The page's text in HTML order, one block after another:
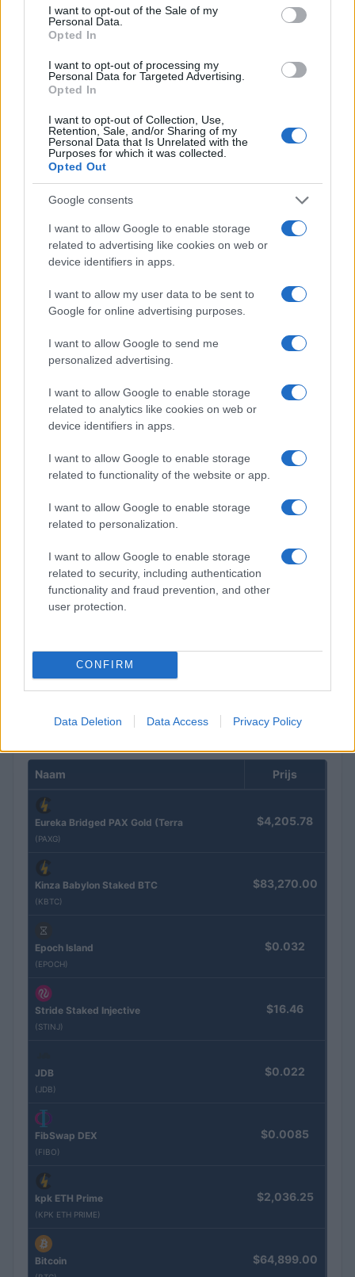
consent section.
I want to opt-out of the Sale of my
Personal Data.
Opted In
I want to opt-out of processing my
Personal Data for Targeted Advertising.
Opted In
I want to opt-out of Collection, Use,
Retention, Sale, and/or Sharing of my
Personal Data that Is Unrelated with the
Purposes for which it was collected.
Opted Out
Google consents
I want to allow Google to enable storage
related to advertising like cookies on web or
device identifiers in apps.
I want to allow my user data to be sent to
Google for online advertising purposes.
I want to allow Google to send me
personalized advertising.
I want to allow Google to enable storage
related to analytics like cookies on web or
device identifiers in apps.
I want to allow Google to enable storage
related to functionality of the website or app.
I want to allow Google to enable storage
related to personalization.
I want to allow Google to enable storage
related to security, including authentication
functionality and fraud prevention, and other
user protection.
CONFIRM
Data Deletion Data Access Privacy Policy
Brentolie daalt naar 88.9 dollar: een week van dalende
grondstoffenprijzen
NEWS
Brentolie daalt naar 88.9 dollar: grondstoffen onder druk
grondstoffen
Sanne De Vries · 5 aug 2026
Naam Prijs
Eureka Bridged PAX Gold (Terra
(PAXG)
$4,205.78
Kinza Babylon Staked BTC
(KBTC)
$83,270.00
Epoch Island
(EPOCH)
$0.032
Stride Staked Injective
(STINJ)
$16.46
JDB
(JDB)
$0.022
FibSwap DEX
(FIBO)
$0.0085
kpk ETH Prime
(KPK ETH PRIME)
$2,036.25
Bitcoin $64,899.00